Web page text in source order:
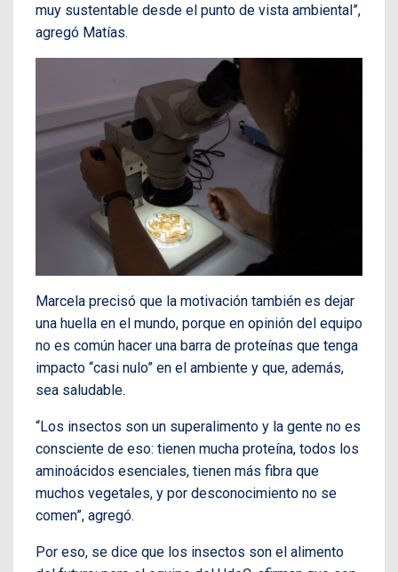
muy sustentable desde el punto de vista ambiental”,
agregó Matías.
Marcela precisó que la motivación también es dejar
una huella en el mundo, porque en opinión del equipo
no es común hacer una barra de proteínas que tenga
impacto “casi nulo” en el ambiente y que, además,
sea saludable.
“Los insectos son un superalimento y la gente no es
consciente de eso: tienen mucha proteína, todos los
aminoácidos esenciales, tienen más fibra que
muchos vegetales, y por desconocimiento no se
comen”, agregó.
Por eso, se dice que los insectos son el alimento